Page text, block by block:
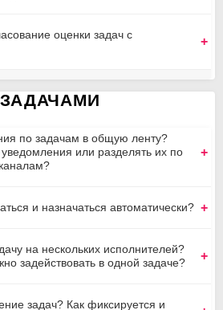
оценки задач с
по задачам в общую ленту?
или разделять их по
и назначаться автоматически?
на нескольких исполнителей?
задействовать в одной задаче?
задач? Как фиксируется и